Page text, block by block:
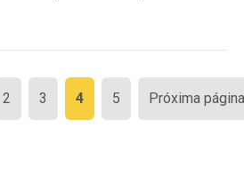
2 3 4 5 Próxima